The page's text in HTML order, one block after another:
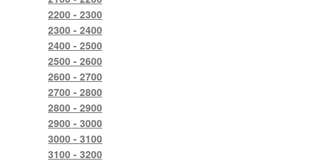
2200 - 2300
2300 - 2400
2400 - 2500
2500 - 2600
2600 - 2700
2700 - 2800
2800 - 2900
2900 - 3000
3000 - 3100
3100 - 3200